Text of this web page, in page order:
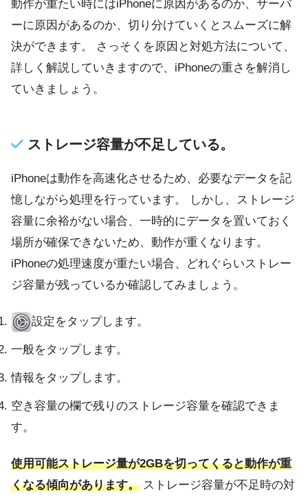
動作が重たい時にはiPhoneに原因があるのか、サーバ
ーに原因があるのか、切り分けていくとスムーズに解
決ができます。 さっそくを原因と対処方法について、
詳しく解説していきますので、iPhoneの重さを解消し
ていきましょう。
ストレージ容量が不足している。
iPhoneは動作を高速化させるため、必要なデータを記
憶しながら処理を行っています。 しかし、ストレージ
容量に余裕がない場合、一時的にデータを置いておく
場所が確保できないため、動作が重くなります。
iPhoneの処理速度が重たい場合、どれぐらいストレー
ジ容量が残っているか確認してみましょう。
設定をタップします。
一般をタップします。
情報をタップします。
空き容量の欄で残りのストレージ容量を確認できま
す。
使用可能ストレージ量が2GBを切ってくると動作が重
くなる傾向があります。 ストレージ容量が不足時の対